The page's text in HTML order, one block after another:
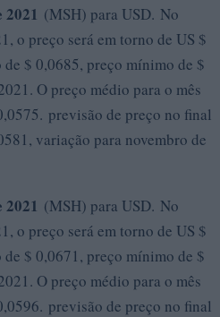
2021 (MSH) para USD. No
o preço será em torno de US $
$ 0,0685, preço mínimo de $
O preço médio para o mês
previsão de preço no final
variação para novembro de
2021 (MSH) para USD. No
o preço será em torno de US $
$ 0,0671, preço mínimo de $
O preço médio para o mês
previsão de preço no final